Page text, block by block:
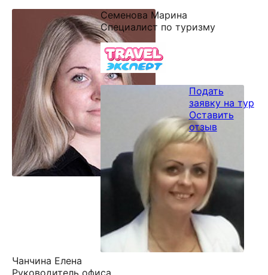
Семенова Марина
Специалист по туризму
Чанчина Елена
Руководитель офиса
Подать
заявку на тур
Оставить
отзыв